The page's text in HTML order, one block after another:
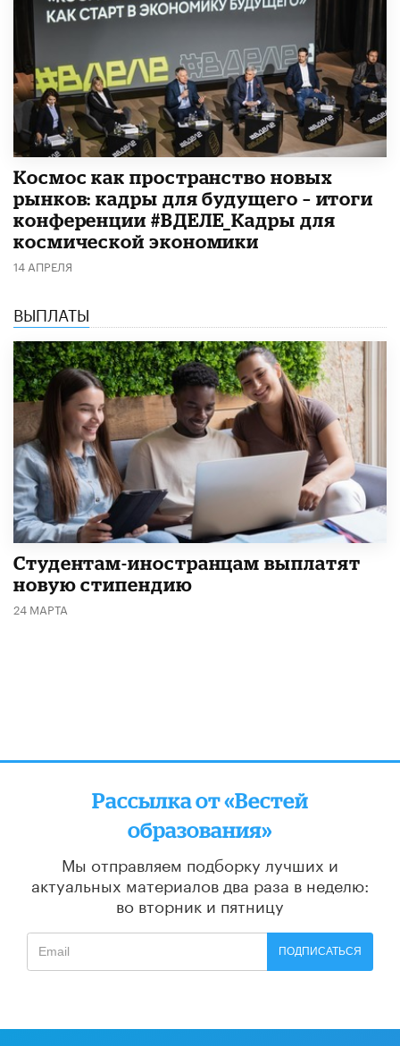
Космос как пространство новых
рынков: кадры для будущего – итоги
конференции #ВДЕЛЕ_Кадры для
космической экономики
14 АПРЕЛЯ
ВЫПЛАТЫ
Студентам-иностранцам выплатят
новую стипендию
24 МАРТА
Рассылка от «Вестей
образования»
Мы отправляем подборку лучших и
актуальных материалов два раза в неделю:
во вторник и пятницу
ПОДПИСАТЬСЯ